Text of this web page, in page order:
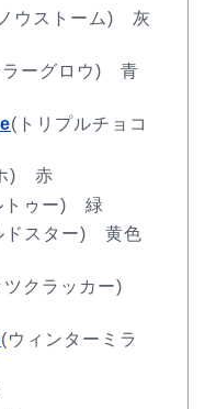
ウストーム) 灰
ラーグロウ) 青
(トリプルチョコ
) 赤
トゥー) 緑
ドスター) 黄色
ツクラッカー)
(ウィンターミラ